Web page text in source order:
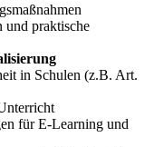
und praktische
in Schulen (z.B. Art.
für E-Learning und